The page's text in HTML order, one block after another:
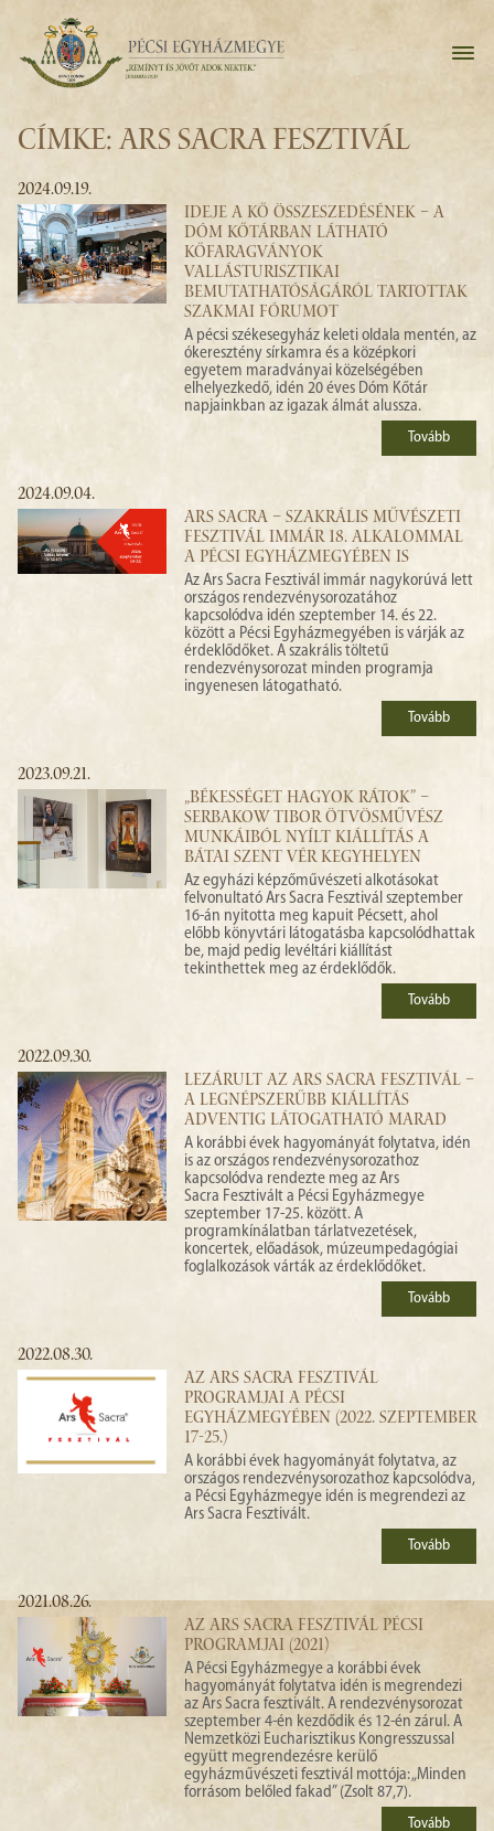
CÍMKE: ARS SACRA FESZTIVÁL
2024.09.19.
IDEJE A KŐ ÖSSZESZEDÉSÉNEK – A
DÓM KŐTÁRBAN LÁTHATÓ
KŐFARAGVÁNYOK
VALLÁSTURISZTIKAI
BEMUTATHATÓSÁGÁRÓL TARTOTTAK
SZAKMAI FÓRUMOT
A pécsi székesegyház keleti oldala mentén, az
ókeresztény sírkamra és a középkori
egyetem maradványai közelségében
elhelyezkedő, idén 20 éves Dóm Kőtár
napjainkban az igazak álmát alussza.
Tovább
2024.09.04.
ARS SACRA – SZAKRÁLIS MŰVÉSZETI
FESZTIVÁL IMMÁR 18. ALKALOMMAL
A PÉCSI EGYHÁZMEGYÉBEN IS
Az Ars Sacra Fesztivál immár nagykorúvá lett
országos rendezvénysorozatához
kapcsolódva idén szeptember 14. és 22.
között a Pécsi Egyházmegyében is várják az
érdeklődőket. A szakrális töltetű
rendezvénysorozat minden programja
ingyenesen látogatható.
Tovább
2023.09.21.
„BÉKESSÉGET HAGYOK RÁTOK” –
SERBAKOW TIBOR ÖTVÖSMŰVÉSZ
MUNKÁIBÓL NYÍLT KIÁLLÍTÁS A
BÁTAI SZENT VÉR KEGYHELYEN
Az egyházi képzőművészeti alkotásokat
felvonultató Ars Sacra Fesztivál szeptember
16-án nyitotta meg kapuit Pécsett, ahol
előbb könyvtári látogatásba kapcsolódhattak
be, majd pedig levéltári kiállítást
tekinthettek meg az érdeklődők.
Tovább
2022.09.30.
LEZÁRULT AZ ARS SACRA FESZTIVÁL –
A LEGNÉPSZERŰBB KIÁLLÍTÁS
ADVENTIG LÁTOGATHATÓ MARAD
A korábbi évek hagyományát folytatva, idén
is az országos rendezvénysorozathoz
kapcsolódva rendezte meg az Ars
Sacra Fesztivált a Pécsi Egyházmegye
szeptember 17-25. között. A
programkínálatban tárlatvezetések,
koncertek, előadások, múzeumpedagógiai
foglalkozások várták az érdeklődőket.
Tovább
2022.08.30.
AZ ARS SACRA FESZTIVÁL
PROGRAMJAI A PÉCSI
EGYHÁZMEGYÉBEN (2022. SZEPTEMBER
17-25.)
A korábbi évek hagyományát folytatva, az
országos rendezvénysorozathoz kapcsolódva,
a Pécsi Egyházmegye idén is megrendezi az
Ars Sacra Fesztivált.
Tovább
2021.08.26.
AZ ARS SACRA FESZTIVÁL PÉCSI
PROGRAMJAI (2021)
A Pécsi Egyházmegye a korábbi évek
hagyományát folytatva idén is megrendezi
az Ars Sacra fesztivált. A rendezvénysorozat
szeptember 4-én kezdődik és 12-én zárul. A
Nemzetközi Eucharisztikus Kongresszussal
együtt megrendezésre kerülő
egyházművészeti fesztivál mottója: „Minden
forrásom belőled fakad” (Zsolt 87,7).
Tovább